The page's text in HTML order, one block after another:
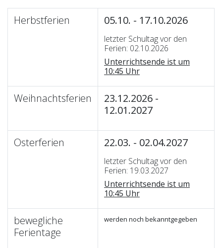
Herbstferien 05.10. - 17.10.2026
letzter Schultag vor den
Ferien: 02.10.2026
Unterrichtsende ist um
10:45 Uhr
Weihnachtsferien
23.12.2026 -
12.01.2027
Osterferien 22.03. - 02.04.2027
letzter Schultag vor den
Ferien: 19.03.2027
Unterrichtsende ist um
10:45 Uhr
bewegliche
Ferientage
werden noch bekanntgegeben